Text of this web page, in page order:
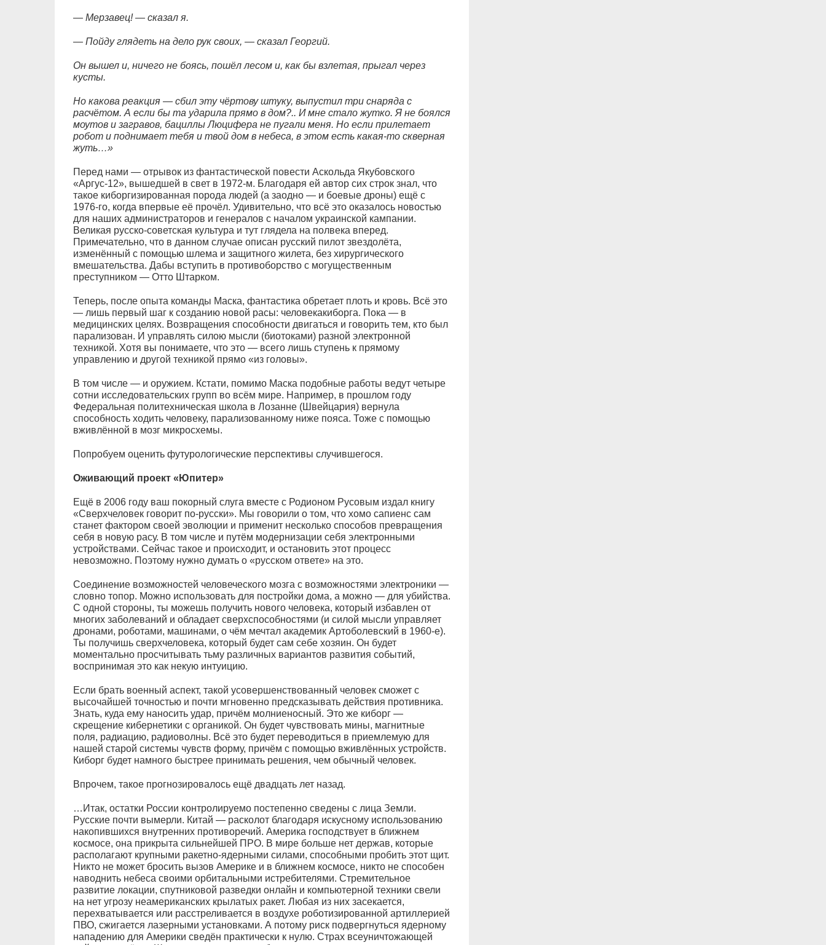
— Мерзавец! — сказал я.
— Пойду глядеть на дело рук своих, — сказал Георгий.
Он вышел и, ничего не боясь, пошёл лесом и, как бы взлетая, прыгал через
кусты.
Но какова реакция — сбил эту чёртову штуку, выпустил три снаряда с
расчётом. А если бы та ударила прямо в дом?.. И мне стало жутко. Я не боялся
моутов и загравов, бациллы Люцифера не пугали меня. Но если прилетает
робот и поднимает тебя и твой дом в небеса, в этом есть какая‑то скверная
жуть…»
Перед нами — отрывок из фантастической повести Аскольда Якубовского
«Аргус-12», вышедшей в свет в 1972‑м. Благодаря ей автор сих строк знал, что
такое киборгизированная порода людей (а заодно — и боевые дроны) ещё с
1976‑го, когда впервые её прочёл. Удивительно, что всё это оказалось новостью
для наших администраторов и генералов с началом украинской кампании.
Великая русско-советская культура и тут глядела на полвека вперед.
Примечательно, что в данном случае описан русский пилот звездолёта,
изменённый с помощью шлема и защитного жилета, без хирургического
вмешательства. Дабы вступить в противоборство с могущественным
преступником — Отто Штарком.
Теперь, после опыта команды Маска, фантастика обретает плоть и кровь. Всё это
— лишь первый шаг к созданию новой расы: человекакиборга. Пока — в
медицинских целях. Возвращения способности двигаться и говорить тем, кто был
парализован. И управлять силою мысли (биотоками) разной электронной
техникой. Хотя вы понимаете, что это — всего лишь ступень к прямому
управлению и другой техникой прямо «из головы».
В том числе — и оружием. Кстати, помимо Маска подобные работы ведут четыре
сотни исследовательских групп во всём мире. Например, в прошлом году
Федеральная политехническая школа в Лозанне (Швейцария) вернула
способность ходить человеку, парализованному ниже пояса. Тоже с помощью
вживлённой в мозг микросхемы.
Попробуем оценить футурологические перспективы случившегося.
Оживающий проект «Юпитер»
Ещё в 2006 году ваш покорный слуга вместе с Родионом Русовым издал книгу
«Сверхчеловек говорит по‑русски». Мы говорили о том, что хомо сапиенс сам
станет фактором своей эволюции и применит несколько способов превращения
себя в новую расу. В том числе и путём модернизации себя электронными
устройствами. Сейчас такое и происходит, и остановить этот процесс
невозможно. Поэтому нужно думать о «русском ответе» на это.
Соединение возможностей человеческого мозга с возможностями электроники —
словно топор. Можно использовать для постройки дома, а можно — для убийства.
С одной стороны, ты можешь получить нового человека, который избавлен от
многих заболеваний и обладает сверхспособностями (и силой мысли управляет
дронами, роботами, машинами, о чём мечтал академик Артоболевский в 1960‑е).
Ты получишь сверхчеловека, который будет сам себе хозяин. Он будет
моментально просчитывать тьму различных вариантов развития событий,
воспринимая это как некую интуицию.
Если брать военный аспект, такой усовершенствованный человек сможет с
высочайшей точностью и почти мгновенно предсказывать действия противника.
Знать, куда ему наносить удар, причём молниеносный. Это же киборг —
скрещение кибернетики с органикой. Он будет чувствовать мины, магнитные
поля, радиацию, радиоволны. Всё это будет переводиться в приемлемую для
нашей старой системы чувств форму, причём с помощью вживлённых устройств.
Киборг будет намного быстрее принимать решения, чем обычный человек.
Впрочем, такое прогнозировалось ещё двадцать лет назад.
…Итак, остатки России контролируемо постепенно сведены с лица Земли.
Русские почти вымерли. Китай — расколот благодаря искусному использованию
накопившихся внутренних противоречий. Америка господствует в ближнем
космосе, она прикрыта сильнейшей ПРО. В мире больше нет держав, которые
располагают крупными ракетно-ядерными силами, способными пробить этот щит.
Никто не может бросить вызов Америке и в ближнем космосе, никто не способен
наводнить небеса своими орбитальными истребителями. Стремительное
развитие локации, спутниковой разведки онлайн и компьютерной техники свели
на нет угрозу неамериканских крылатых ракет. Любая из них засекается,
перехватывается или расстреливается в воздухе роботизированной артиллерией
ПВО, сжигается лазерными установками. А потому риск подвергнуться ядерному
нападению для Америки сведён практически к нулю. Страх всеуничтожающей